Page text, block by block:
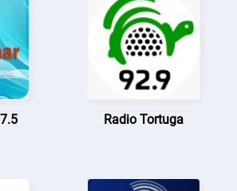
Radio Tortuga